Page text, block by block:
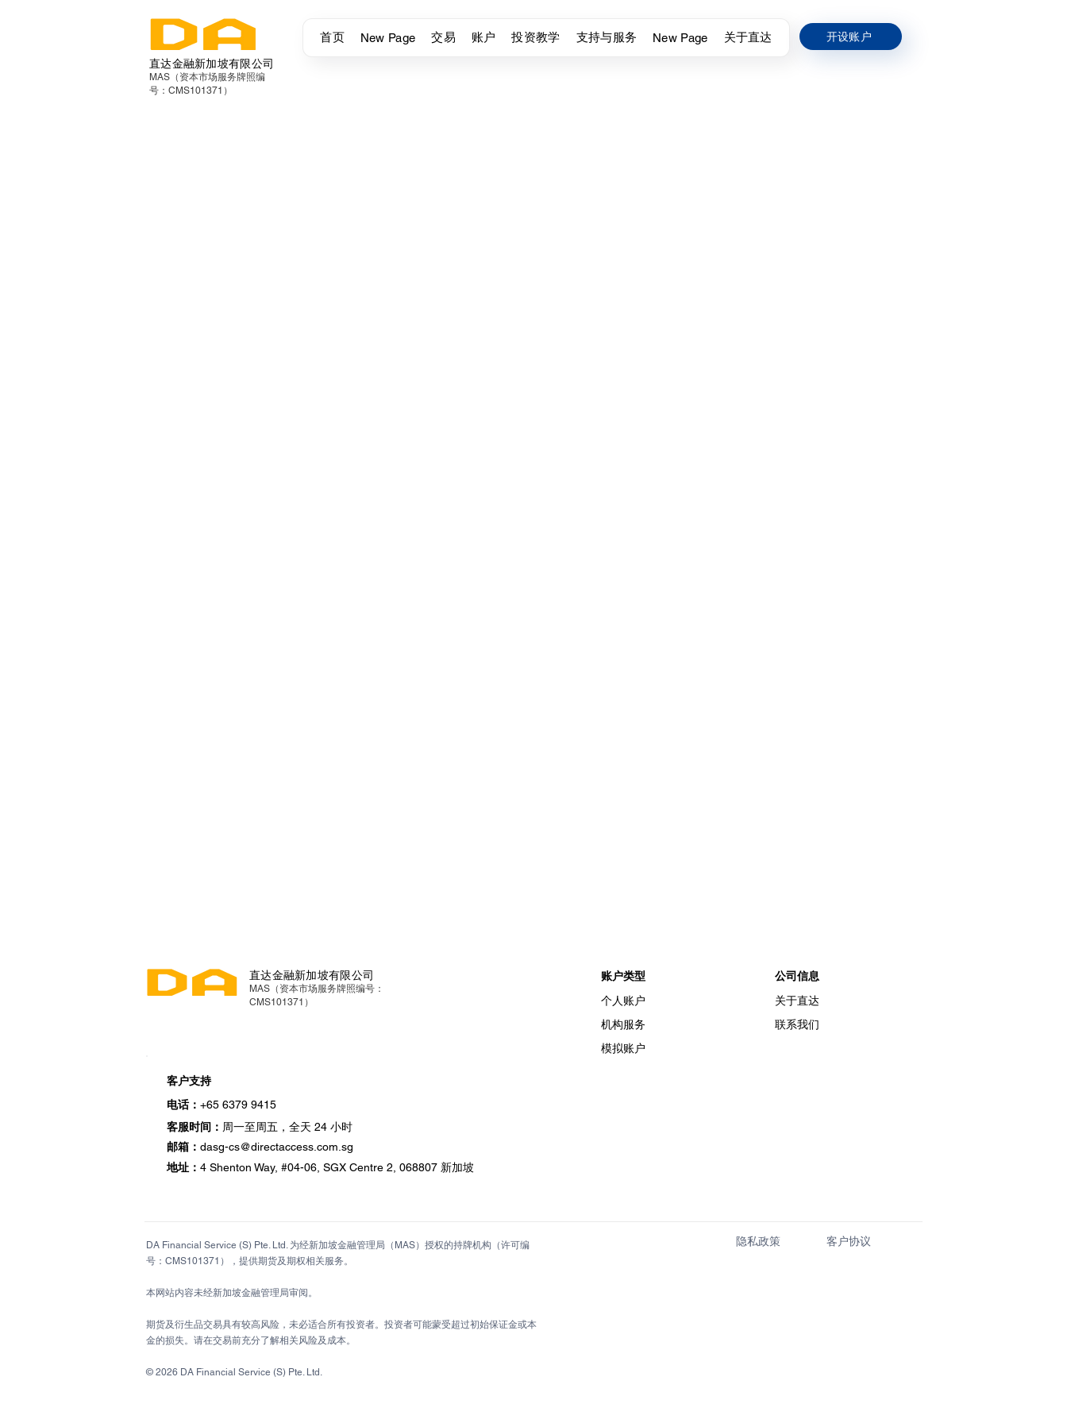
首页 New Page 交易 账户 投资教学 支持与服务 New Page 关于直达 开设账户
直达金融新加坡有限公司
MAS（资本市场服务牌照编
号：CMS101371）
直达金融新加坡有限公司
MAS（资本市场服务牌照编号：
CMS101371）
客户支持
电话： +65 6379 9415
客服时间： 周一至周五，全天 24 小时
邮箱： dasg-cs@directaccess.com.sg
地址： 4 Shenton Way, #04-06, SGX Centre 2, 068807 新加坡
账户类型
个人账户
机构服务
模拟账户
公司信息
关于直达
联系我们
DA Financial Service (S) Pte. Ltd. 为经新加坡金融管理局（MAS）授权的持牌机构（许可编
号：CMS101371），提供期货及期权相关服务。
本网站内容未经新加坡金融管理局审阅。
期货及衍生品交易具有较高风险，未必适合所有投资者。投资者可能蒙受超过初始保证金或本
金的损失。请在交易前充分了解相关风险及成本。
© 2026 DA Financial Service (S) Pte. Ltd.
隐私政策 客户协议